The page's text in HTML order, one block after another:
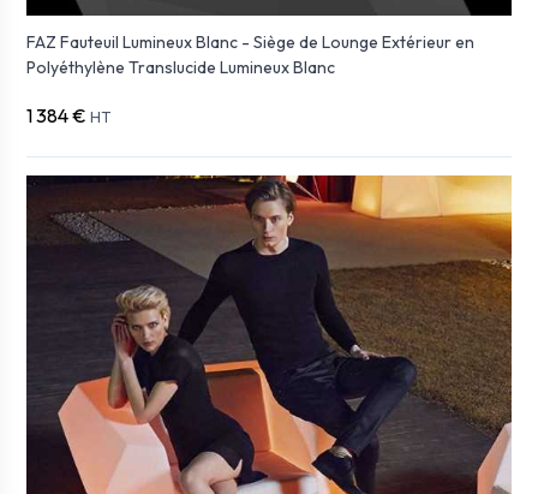
FAZ Fauteuil Lumineux Blanc - Siège de Lounge Extérieur en
Polyéthylène Translucide Lumineux Blanc
1 384 € HT